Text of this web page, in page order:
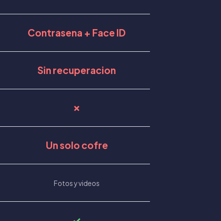
Contrasena + Face ID
Sin recuperacion
✗
Un solo cofre
Fotos y videos